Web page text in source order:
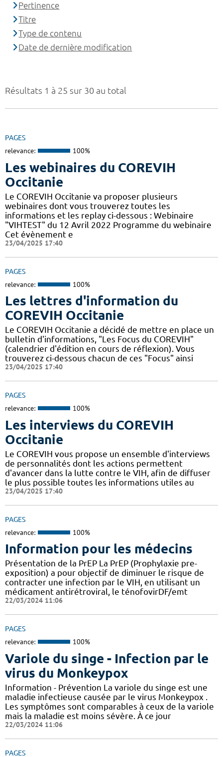
Résultats 1 à 25 sur 30 au total
PAGES
relevance: 100%
Les webinaires du COREVIH
Occitanie
Le COREVIH Occitanie va proposer plusieurs
webinaires dont vous trouverez toutes les
informations et les replay ci-dessous : Webinaire
"VIHTEST" du 12 Avril 2022 Programme du webinaire
Cet évènement e
23/04/2025 17:40
PAGES
relevance: 100%
Les lettres d'information du
COREVIH Occitanie
Le COREVIH Occitanie a décidé de mettre en place un
bulletin d'informations, "Les Focus du COREVIH"
(calendrier d'édition en cours de réflexion). Vous
trouverez ci-dessous chacun de ces "Focus" ainsi
23/04/2025 17:40
PAGES
relevance: 100%
Les interviews du COREVIH
Occitanie
Le COREVIH vous propose un ensemble d'interviews
de personnalités dont les actions permettent
d'avancer dans la lutte contre le VIH, afin de diffuser
le plus possible toutes les informations utiles au
23/04/2025 17:40
PAGES
relevance: 100%
Information pour les médecins
Présentation de la PrEP La PrEP (Prophylaxie pre-
exposition) a pour objectif de diminuer le risque de
contracter une infection par le VIH, en utilisant un
médicament antirétroviral, le ténofovirDF/emt
22/03/2024 11:06
PAGES
relevance: 100%
Variole du singe - Infection par le
virus du Monkeypox
Information - Prévention La variole du singe est une
maladie infectieuse causée par le virus Monkeypox .
Les symptômes sont comparables à ceux de la variole
mais la maladie est moins sévère. À ce jour
22/03/2024 11:06
PAGES
Pertinence
Titre
Type de contenu
Date de dernière modification